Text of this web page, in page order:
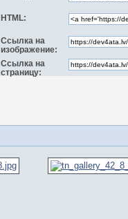
HTML:
Ссылка на
изображение:
Ссылка на
страницу: